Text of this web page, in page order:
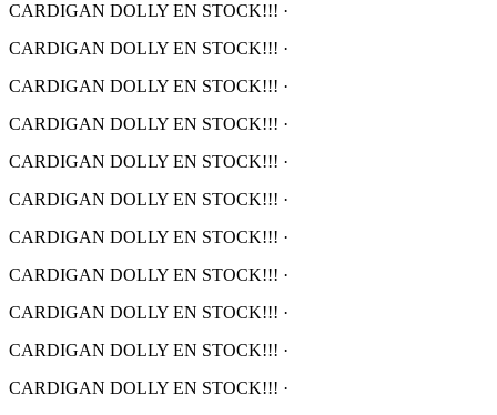
CARDIGAN DOLLY EN STOCK!!! ·
CARDIGAN DOLLY EN STOCK!!! ·
CARDIGAN DOLLY EN STOCK!!! ·
CARDIGAN DOLLY EN STOCK!!! ·
CARDIGAN DOLLY EN STOCK!!! ·
CARDIGAN DOLLY EN STOCK!!! ·
CARDIGAN DOLLY EN STOCK!!! ·
CARDIGAN DOLLY EN STOCK!!! ·
CARDIGAN DOLLY EN STOCK!!! ·
CARDIGAN DOLLY EN STOCK!!! ·
CARDIGAN DOLLY EN STOCK!!! ·